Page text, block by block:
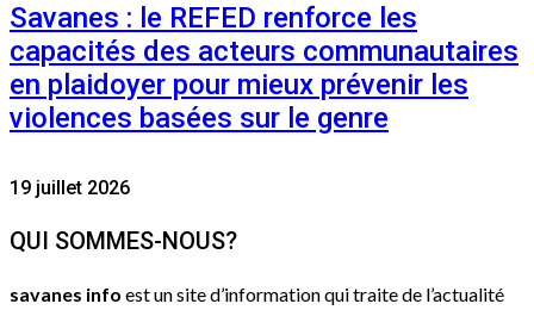
Savanes : le REFED renforce les
capacités des acteurs communautaires
en plaidoyer pour mieux prévenir les
violences basées sur le genre
19 juillet 2026
QUI SOMMES-NOUS?
savanes info est un site d’information qui traite de l’actualité